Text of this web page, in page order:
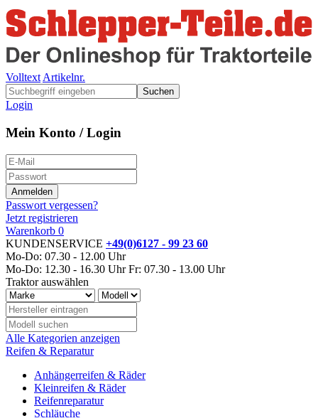
Volltext Artikelnr.
Suchen
Login
Mein Konto / Login
Passwort vergessen?
Jetzt registrieren
Warenkorb 0
KUNDENSERVICE +49(0)6127 - 99 23 60
Mo-Do: 07.30 - 12.00 Uhr
Mo-Do: 12.30 - 16.30 Uhr Fr: 07.30 - 13.00 Uhr
Traktor auswählen
Alle Kategorien anzeigen
Reifen & Reparatur
Anhängerreifen & Räder
Kleinreifen & Räder
Reifenreparatur
Schläuche